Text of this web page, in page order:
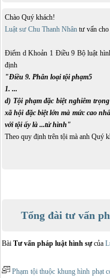
Chào Quý khách!
Luật sư Chu Thanh Nhân tư vấn
Điểm d Khoản 1 Điều 9 Bộ luật
định
"Điều 9. Phân loại tội phạm5
1. ...
d) Tội phạm đặc biệt nghiêm
xã hội đặc biệt lớn mà mức cao
với tội ấy là ...tử hình"
Theo quy định trên tội mà anh Quý
Tổng đài tư vấn
Bài Tư vấn pháp luật hình sựcủa
Phạm tội thuộc khung hình phạt